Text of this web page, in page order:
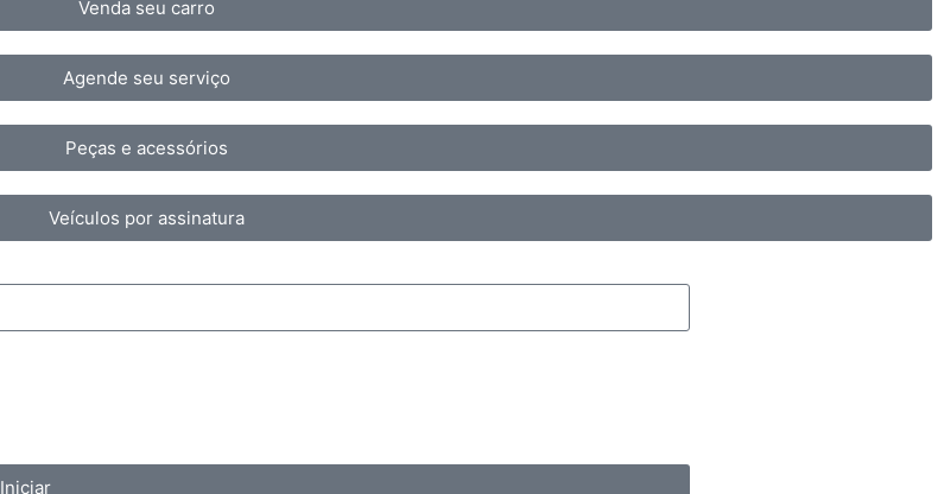
Venda seu carro
Agende seu serviço
Peças e acessórios
Veículos por assinatura
Iniciar